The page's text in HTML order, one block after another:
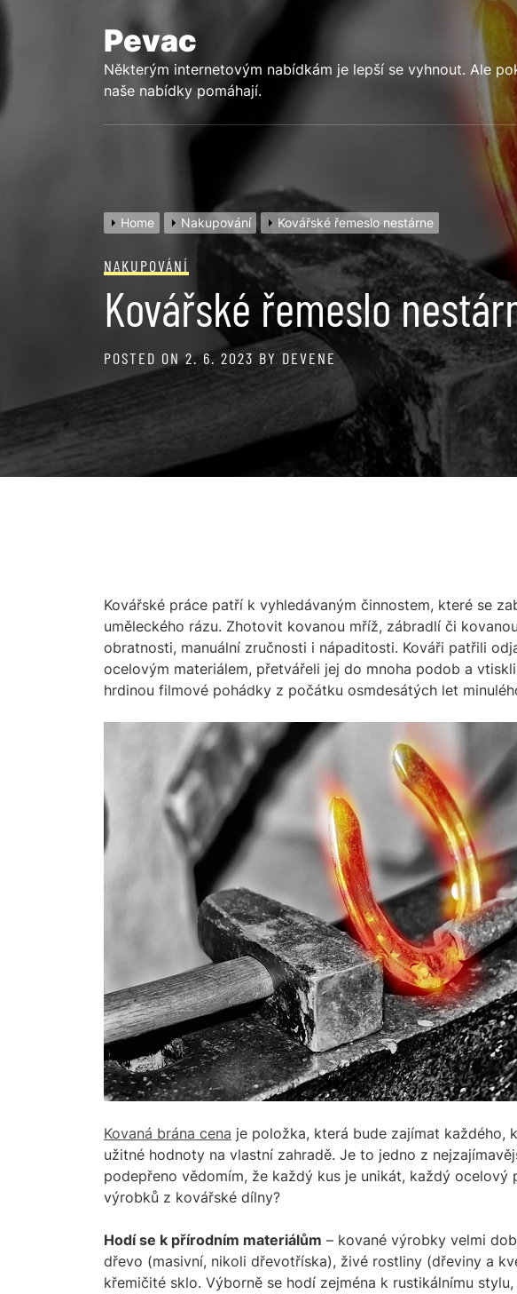
Pevac
Některým internetovým nabídkám je lepší se vyhnout. Ale
naše nabídky pomáhají.
Home Nakupování Kovářské řemeslo nestárne
NAKUPOVÁNÍ
Kovářské řemeslo
POSTED ON 2. 6. 2023 BY DEVENE
Kovářské práce patří k vyhledávaným činnostem, které se
uměleckého rázu. Zhotovit kovanou mříž, zábradlí či
obratnosti, manuální zručnosti i nápaditosti. Kováři patřili
ocelovým materiálem, přetvářeli jej do mnoha podob a
hrdinou filmové pohádky z počátku osmdesátých let
Kovaná brána cena je položka, která bude zajímat každého,
užitné hodnoty na vlastní zahradě. Je to jedno z
podepřeno vědomím, že každý kus je unikát, každý
výrobků z kovářské dílny?
Hodí se k přírodním materiálům – kované výrobky velmi
dřevo (masivní, nikoli dřevotříska), živé rostliny (dřeviny a
křemičité sklo. Výborně se hodí zejména k rustikálnímu